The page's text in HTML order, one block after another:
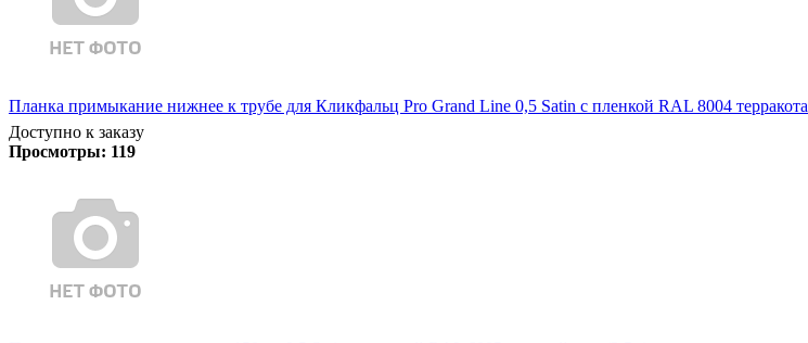
Планка примыкание нижнее к трубе для Кликфальц Pro Grand Line 0,5 Satin с пленкой RAL 8004 терракота
Доступно к заказу
Просмотры: 119